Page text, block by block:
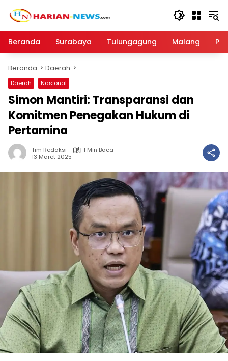
Beranda
Surabaya Tulungagung Malang
Beranda Daerah
Daerah Nasional
Simon Mantiri: Transparansi dan
Komitmen Penegakan Hukum di
Pertamina
Tim Redaksi
1 Min Baca
13 Maret 2025